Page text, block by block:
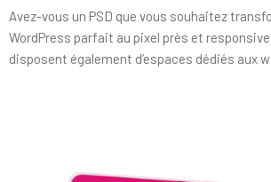
Avez-vous un PSD que vous souhaitez
WordPress parfait au pixel près et
disposent également d’espaces dédiés aux